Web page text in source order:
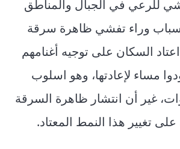
للرعي في الجبال والمناطق
وراء تفشي ظاهرة سرقة
السكان على توجيه أغنامهم
مساء لإعادتها، وهو اسلوب
غير أن انتشار ظاهرة السرقة
تغيير هذا النمط المعتاد.